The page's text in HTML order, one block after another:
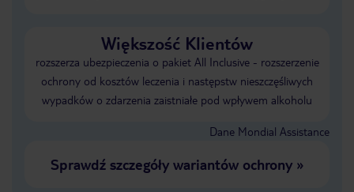
Większość Klientów
rozszerza ubezpieczenia o pakiet All Inclusive - rozszerzenie
ochrony od kosztów leczenia i następstw nieszczęśliwych
wypadków o zdarzenia zaistniałe pod wpływem alkoholu
Dane Mondial Assistance
Sprawdź szczegóły wariantów ochrony»